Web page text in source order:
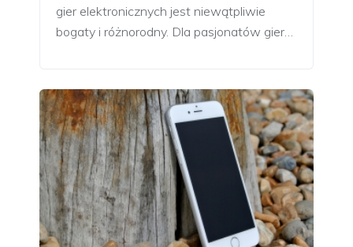
gier elektronicznych jest niewątpliwie
bogaty i różnorodny. Dla pasjonatów gier…